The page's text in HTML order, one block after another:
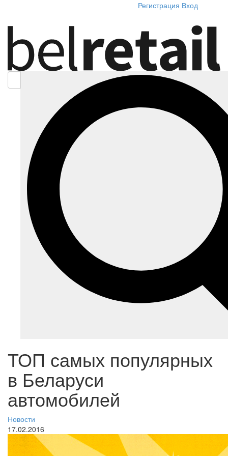
Регистрация Вход
ТОП самых популярных
в Беларуси
автомобилей
Новости
17.02.2016